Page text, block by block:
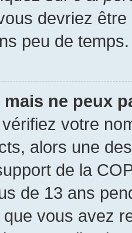
devriez
peu de temps.
ne peux
votre
alors une
de la
de 13 ans
vous avez